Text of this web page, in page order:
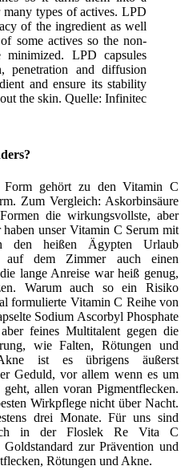
types of actives. LPD
of the ingredient as well
some actives so the non-
minimized. LPD capsules
penetration and diffusion
and ensure its stability
the skin. Quelle: Infinitec
gehört zu den Vitamin C
Zum Vergleich: Askorbinsäure
die wirkungsvollste, aber
unser Vitamin C Serum mit
den heißen Ägypten Urlaub
auf dem Zimmer auch einen
lange Anreise war heiß genug,
Warum auch so ein Risiko
formulierte Vitamin C Reihe von
Sodium Ascorbyl Phosphate
feines Multitalent gegen die
wie Falten, Rötungen und
ist es übrigens äußerst
Geduld, vor allem wenn es um
geht, allen voran Pigmentflecken.
Wirkpflege nicht über Nacht.
drei Monate. Für uns sind
in der Floslek Re Vita C
zur Prävention und
Rötungen und Akne.